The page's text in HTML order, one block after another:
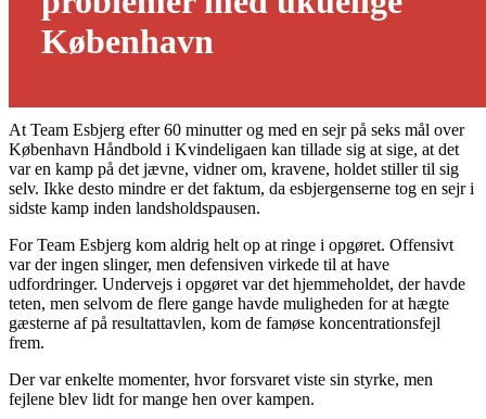
København
At Team Esbjerg efter 60 minutter og med en sejr på seks mål over
København Håndbold i Kvindeligaen kan tillade sig at sige, at det
var en kamp på det jævne, vidner om, kravene, holdet stiller til sig
selv. Ikke desto mindre er det faktum, da esbjergenserne tog en sejr i
sidste kamp inden landsholdspausen.
For Team Esbjerg kom aldrig helt op at ringe i opgøret. Offensivt
var der ingen slinger, men defensiven virkede til at have
udfordringer. Undervejs i opgøret var det hjemmeholdet, der havde
teten, men selvom de flere gange havde muligheden for at hægte
gæsterne af på resultattavlen, kom de famøse koncentrationsfejl
frem.
Der var enkelte momenter, hvor forsvaret viste sin styrke, men
fejlene blev lidt for mange hen over kampen.